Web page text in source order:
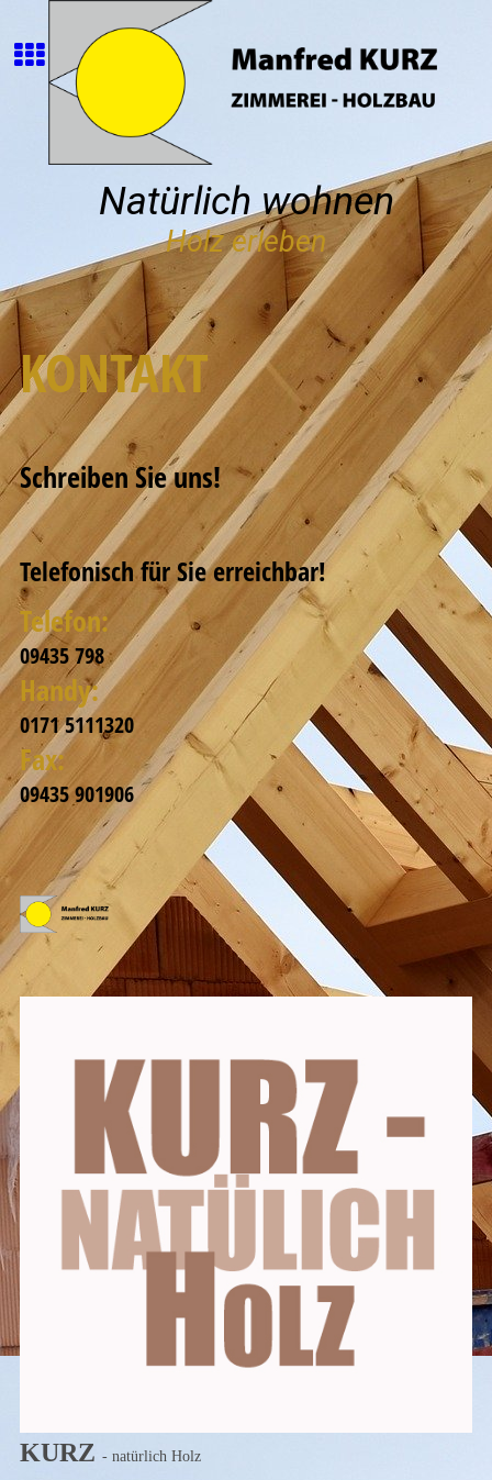
Natürlich wohnen
Holz erleben
KONTAKT
Schreiben Sie uns!
Telefonisch für Sie erreichbar!
Telefon:
09435 798
Handy:
0171 5111320
Fax:
09435 901906
KURZ - natürlich Holz